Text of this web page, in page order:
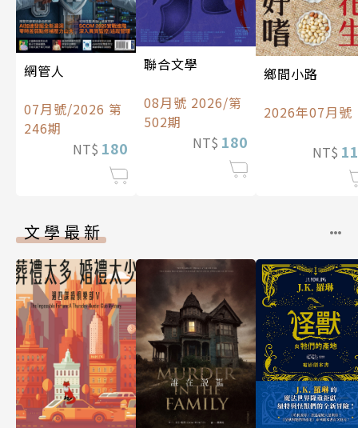
網管人
07月號/2026 第
246期
NT$ 180
聯合文學
08月號 2026/第
502期
NT$ 180
鄉間小路
2026年07月號
NT$
文學最新